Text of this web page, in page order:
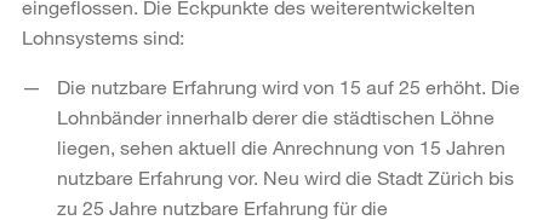
eingeflossen. Die Eckpunkte des weiterentwickelten
Lohnsystems sind:
Die nutzbare Erfahrung wird von 15 auf 25 erhöht. Die
Lohnbänder innerhalb derer die städtischen Löhne
liegen, sehen aktuell die Anrechnung von 15 Jahren
nutzbare Erfahrung vor. Neu wird die Stadt Zürich bis
zu 25 Jahre nutzbare Erfahrung für die